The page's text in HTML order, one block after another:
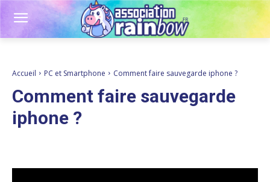
Accueil PC et Smartphone Comment faire sauvegarde iphone ?
Comment faire sauvegarde
iphone ?